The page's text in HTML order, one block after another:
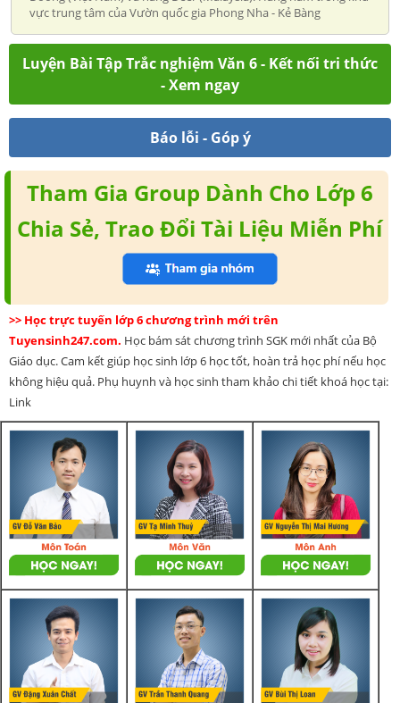
vực trung tâm của Vườn quốc gia Phong Nha - Kẻ Bàng
Luyện Bài Tập Trắc nghiệm Văn 6 - Kết nối tri thức
- Xem ngay
Báo lỗi - Góp ý
Tham Gia Group Dành Cho Lớp 6
Chia Sẻ, Trao Đổi Tài Liệu Miễn Phí
>> Học trực tuyến lớp 6 chương trình mới trên
Tuyensinh247.com. Học bám sát chương trình SGK mới nhất của Bộ
Giáo dục. Cam kết giúp học sinh lớp 6 học tốt, hoàn trả học phí nếu học
không hiệu quả. Phụ huynh và học sinh tham khảo chi tiết khoá học tại:
Link